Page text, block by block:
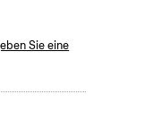
Sie eine